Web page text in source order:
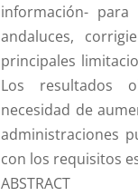
información-
andaluces,
principales
Los resultados
necesidad de
administraciones
con los requisitos
ABSTRACT